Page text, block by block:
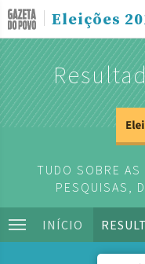
Eleições
TUDO SOBRE
PESQUISAS,
INÍCIO